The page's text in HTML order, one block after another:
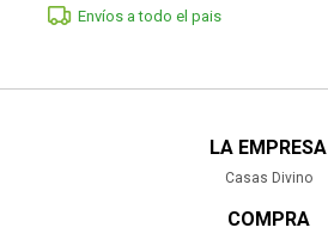
Envíos a todo el pais
LA EMPRESA
Casas Divino
COMPRA